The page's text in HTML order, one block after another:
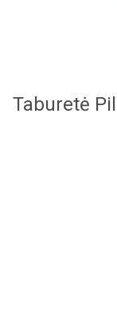
Taburetė